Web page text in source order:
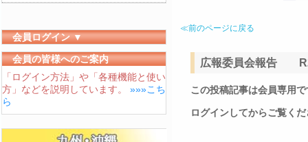
≪前のページに戻る
広報委員会報告
この投稿記事は会員専用
ログインしてからご覧く
会員ログイン ▼
ユーザーID
パスワード
会員の皆様へのご案内
「ログイン方法」や「各種機能と使い
方」などを説明しています。 »»»こち
ら